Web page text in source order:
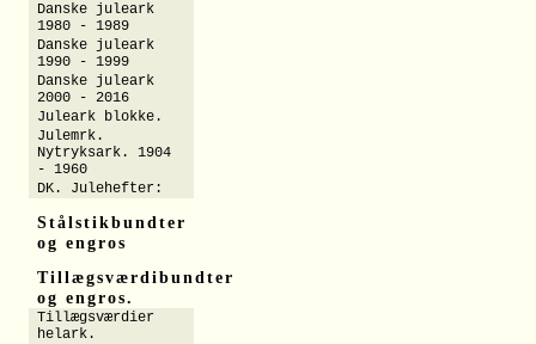
Danske juleark
1980 - 1989
Danske juleark
1990 - 1999
Danske juleark
2000 - 2016
Juleark blokke.
Julemrk.
Nytryksark. 1904
- 1960
DK. Julehefter:
Stålstikbundter
og engros
Tillægsværdibundter
og engros.
Tillægsværdier
helark.